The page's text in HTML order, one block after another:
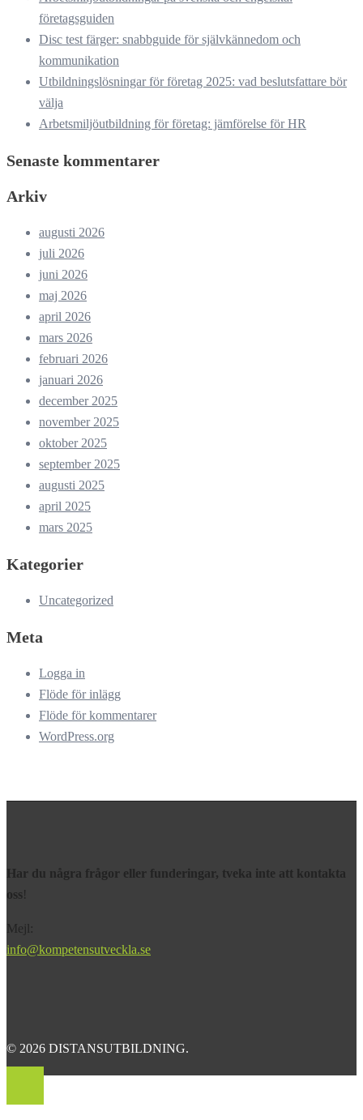
företagsguiden
Disc test färger: snabbguide för självkännedom och
kommunikation
Utbildningslösningar för företag 2025: vad beslutsfattare bör
välja
Arbetsmiljöutbildning för företag: jämförelse för HR
Senaste kommentarer
Arkiv
augusti 2026
juli 2026
juni 2026
maj 2026
april 2026
mars 2026
februari 2026
januari 2026
december 2025
november 2025
oktober 2025
september 2025
augusti 2025
april 2025
mars 2025
Kategorier
Uncategorized
Meta
Logga in
Flöde för inlägg
Flöde för kommentarer
WordPress.org
Har du några frågor eller funderingar, tveka inte att kontakta
oss!
Mejl:
info@kompetensutveckla.se
© 2026 DISTANSUTBILDNING.